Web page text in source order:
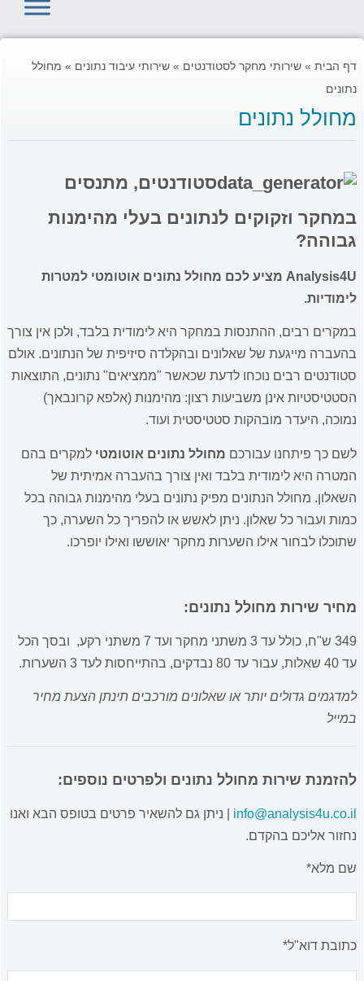
דף הבית » שירותי מחקר לסטודנטים » שירותי עיבוד נתונים » מחולל
נתונים
מחולל נתונים
סטודנטים, מתנסים
במחקר וזקוקים לנתונים בעלי מהימנות
גבוהה?
Analysis4U מציע לכם מחולל נתונים אוטומטי למטרות
לימודיות.
במקרים רבים, ההתנסות במחקר היא לימודית בלבד, ולכן אין צורך
בהעברה מייגעת של שאלונים ובהקלדה סיזיפית של הנתונים. אולם
סטודנטים רבים נוכחו לדעת שכאשר "ממציאים" נתונים, התוצאות
הסטטיסטיות אינן משביעות רצון: מהימנות (אלפא קרונבאך)
נמוכה, היעדר מובהקות סטטיסטית ועוד.
לשם כך פיתחנו עבורכם מחולל נתונים אוטומטי למקרים בהם
המטרה היא לימודית בלבד ואין צורך בהעברה אמיתית של
השאלון. מחולל הנתונים מפיק נתונים בעלי מהימנות גבוהה בכל
כמות ועבור כל שאלון. ניתן לאשש או להפריך כל השערה, כך
שתוכלו לבחור אילו השערות מחקר יאוששו ואילו יופרכו.
מחיר שירות מחולל נתונים:
349 ש"ח, כולל עד 3 משתני מחקר ועד 7 משתני רקע, ובסך הכל
עד 40 שאלות, עבור עד 80 נבדקים, בהתייחסות לעד 3 השערות.
למדגמים גדולים יותר או שאלונים מורכבים תינתן הצעת מחיר
במייל
להזמנת שירות מחולל נתונים ולפרטים נוספים:
info@analysis4u.co.il | ניתן גם להשאיר פרטים בטופס הבא ואנו
נחזור אליכם בהקדם.
שם מלא*
כתובת דוא"ל*